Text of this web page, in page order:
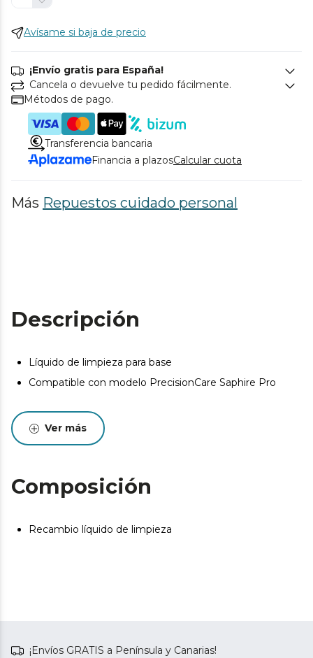
Avísame si baja de precio
¡Envío gratis para España!
Cancela o devuelve tu pedido fácilmente.
Métodos de pago.
Transferencia bancaria
Financia a plazosCalcular cuota
Más Repuestos cuidado personal
Descripción
Líquido de limpieza para base
Compatible con modelo PrecisionCare Saphire Pro
Ver más
Composición
Recambio líquido de limpieza
¡Envíos GRATIS a Península y Canarias!